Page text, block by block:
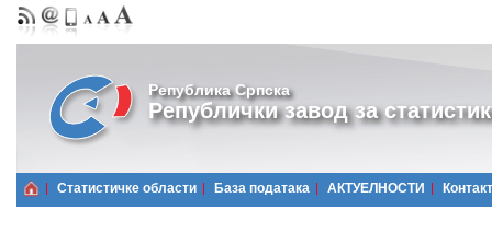
Република Српска
Републички завод за
Статистичке области Базa података АКТУЕЛНОСТИ Контакт